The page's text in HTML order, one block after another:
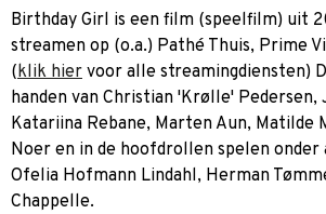
Birthday Girl is een film (speelfilm) uit
streamen op (o.a.) Pathé Thuis, Prime
(klik hier voor alle streamingdiensten)
handen van Christian 'Krølle' Pedersen,
Katariina Rebane, Marten Aun, Matilde
Noer en in de hoofdrollen spelen onder
Ofelia Hofmann Lindahl, Herman
Chappelle.